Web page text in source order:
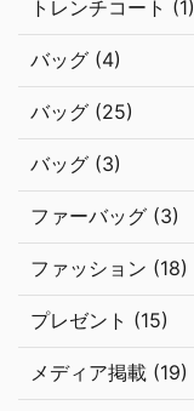
トレンチコート (1)
バッグ (4)
バッグ (25)
バッグ (3)
ファーバッグ (3)
ファッション (18)
プレゼント (15)
メディア掲載 (19)